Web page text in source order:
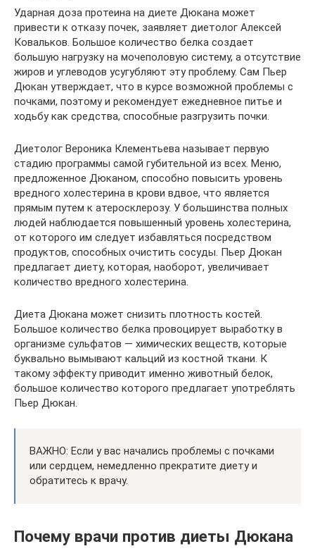
Ударная доза протеина на диете Дюкана может
привести к отказу почек, заявляет диетолог Алексей
Ковальков. Большое количество белка создает
большую нагрузку на мочеполовую систему, а отсутствие
жиров и углеводов усугубляют эту проблему. Сам Пьер
Дюкан утверждает, что в курсе возможной проблемы с
почками, поэтому и рекомендует ежедневное питье и
ходьбу как средства, способные разгрузить почки.
Диетолог Вероника Клементьева называет первую
стадию программы самой губительной из всех. Меню,
предложенное Дюканом, способно повысить уровень
вредного холестерина в крови вдвое, что является
прямым путем к атеросклерозу. У большинства полных
людей наблюдается повышенный уровень холестерина,
от которого им следует избавляться посредством
продуктов, способных очистить сосуды. Пьер Дюкан
предлагает диету, которая, наоборот, увеличивает
количество вредного холестерина.
Диета Дюкана может снизить плотность костей.
Большое количество белка провоцирует выработку в
организме сульфатов — химических веществ, которые
буквально вымывают кальций из костной ткани. К
такому эффекту приводит именно животный белок,
большое количество которого предлагает употреблять
Пьер Дюкан.
ВАЖНО: Если у вас начались проблемы с почками
или сердцем, немедленно прекратите диету и
обратитесь к врачу.
Почему врачи против диеты Дюкана